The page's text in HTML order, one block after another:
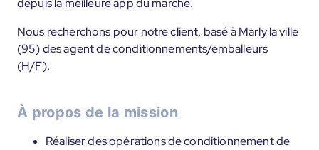
depuis la meilleure app du marché.
Nous recherchons pour notre client, basé à Marly la ville
(95) des agent de conditionnements/emballeurs
(H/F).
À propos de la mission
Réaliser des opérations de conditionnement de